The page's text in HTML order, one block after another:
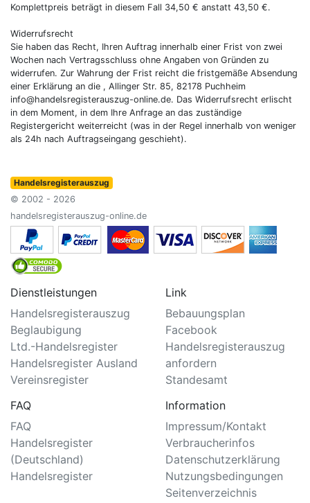
Komplettpreis beträgt in diesem Fall 34,50 € anstatt 43,50 €.
Widerrufsrecht
Sie haben das Recht, Ihren Auftrag innerhalb einer Frist von zwei
Wochen nach Vertragsschluss ohne Angaben von Gründen zu
widerrufen. Zur Wahrung der Frist reicht die fristgemäße Absendung
einer Erklärung an die , Allinger Str. 85, 82178 Puchheim
info@handelsregisterauszug-online.de. Das Widerrufsrecht erlischt
in dem Moment, in dem Ihre Anfrage an das zuständige
Registergericht weiterreicht (was in der Regel innerhalb von weniger
als 24h nach Auftragseingang geschieht).
Handelsregisterauszug
© 2002 - 2026
handelsregisterauszug-online.de
Dienstleistungen
Handelsregisterauszug
Beglaubigung
Ltd.-Handelsregister
Handelsregister Ausland
Vereinsregister
Link
Bebauungsplan
Facebook
Handelsregisterauszug
anfordern
Standesamt
FAQ
FAQ
Handelsregister
(Deutschland)
Handelsregister
Information
Impressum/Kontakt
Verbraucherinfos
Datenschutzerklärung
Nutzungsbedingungen
Seitenverzeichnis